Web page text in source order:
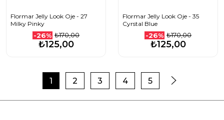
Flormar Jelly Look Oje - 27
Milky Pinky
-26% ₺170,00
₺125,00
Flormar Jelly Look Oje - 35
Cyrstal Blue
-26% ₺170,00
₺125,00
1 2 3 4 5